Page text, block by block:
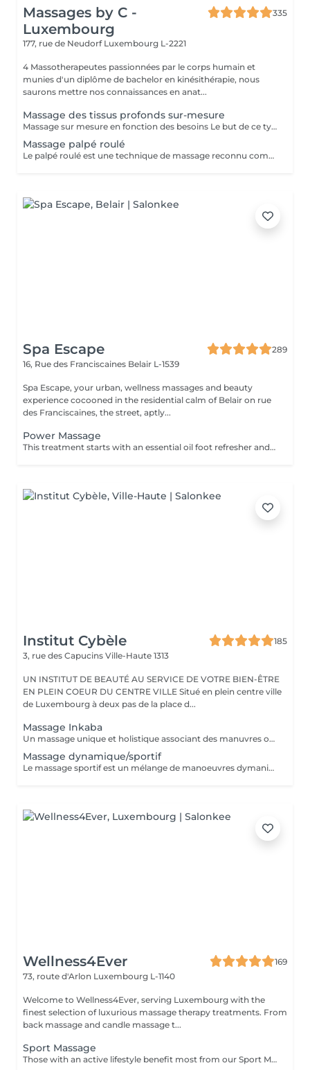
Massages by C -
Luxembourg
335
177, rue de Neudorf Luxembourg L-2221
4 Massotherapeutes passionnées par le corps humain et
munies d'un diplôme de bachelor en kinésithérapie, nous
saurons mettre nos connaissances en anat...
Massage des tissus profonds sur-mesure
Massage sur mesure en fonction des besoins Le but de ce type de massage sera de travailler plus en profondeur sur les zones de tensions et de douleur, le rythme est modéré et la pression élevée (mais toujours adaptée en fonction de votre ressenti)
Massage palpé roulé
Le palpé roulé est une technique de massage reconnu comme efficace contre la cellulite, à réaliser régulièrement pour de meilleurs résultats
Spa Escape
289
16, Rue des Franciscaines Belair L-1539
Spa Escape, your urban, wellness massages and beauty
experience cocooned in the residential calm of Belair on rue
des Franciscaines, the street, aptly...
Power Massage
This treatment starts with an essential oil foot refresher and stimulant. Deep full body massage to relieve tension build-up of muscles of the back, shoulders, neck and head. A heat-giving, tension-absorbing mud pack is applied to the areas of muscle fatigue and pain to alleviate tension and facilitate muscle recovery.
Institut Cybèle
185
3, rue des Capucins Ville-Haute 1313
UN INSTITUT DE BEAUTÉ AU SERVICE DE VOTRE BIEN-ÊTRE
EN PLEIN COEUR DU CENTRE VILLE Situé en plein centre ville
de Luxembourg à deux pas de la place d...
Massage Inkaba
Un massage unique et holistique associant des manuvres originaire du monde entier, alliant mouvements lents et appuyés. Ce massage stimule les défenses immunitaires de notre corps et augmente le niveau d'énergie. Evasion et relaxation profonde garanties !
Massage dynamique/sportif
Le massage sportif est un mélange de manoeuvres dymaniques et profondes sur les muscles : pétrissages, frictions, pressions, vibrations et étirements contribuent à préparer, restaurer ou entretenir le physique du sportif ou de toute autre personne physiquement active. Véritable booster d'énergie, ce massage stimule et revitalise.
Wellness4Ever
169
73, route d'Arlon Luxembourg L-1140
Welcome to Wellness4Ever, serving Luxembourg with the
finest selection of luxurious massage therapy treatments. From
back massage and candle massage t...
Sport Massage
Those with an active lifestyle benefit most from our Sport Massage, an exquisite deep-tissue therapy that relieves the tired, sore muscles and stiffness associated with exercise.